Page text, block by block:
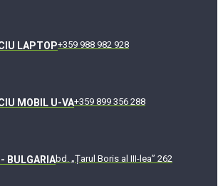
LAPTOP+359 988 982 928
MOBIL U-VA+359 899 356 288
BULGARIAbd. „Țarul Boris al III-lea” 262